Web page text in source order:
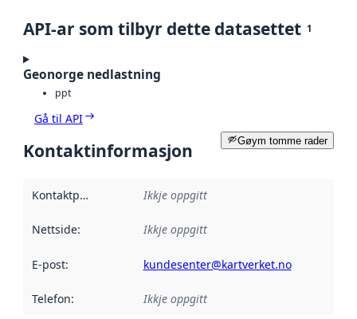
API-ar som tilbyr dette datasettet 1
Geonorge nedlastning
ppt
Gå til API
Gøym tomme rader
Kontaktinformasjon
Kontaktpunkt Ikkje oppgitt
Nettside: Ikkje oppgitt
E-post: kundesenter@kartverket.no
Telefon: Ikkje oppgitt